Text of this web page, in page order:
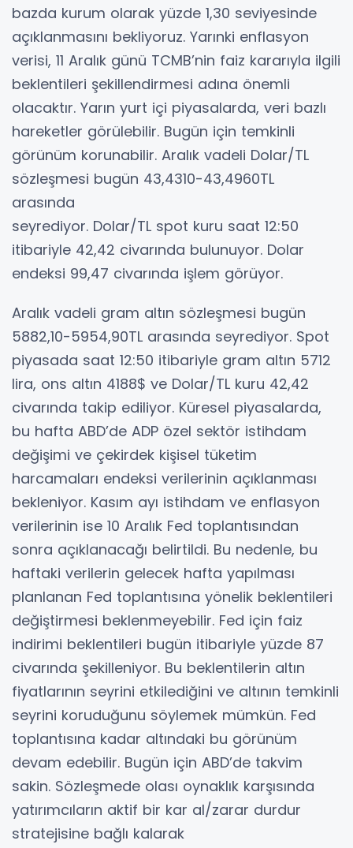
bazda kurum olarak yüzde 1,30 seviyesinde
açıklanmasını bekliyoruz. Yarınki enflasyon
verisi, 11 Aralık günü TCMB’nin faiz kararıyla ilgili
beklentileri şekillendirmesi adına önemli
olacaktır. Yarın yurt içi piyasalarda, veri bazlı
hareketler görülebilir. Bugün için temkinli
görünüm korunabilir. Aralık vadeli Dolar/TL
sözleşmesi bugün 43,4310-43,4960TL
arasında
seyrediyor. Dolar/TL spot kuru saat 12:50
itibariyle 42,42 civarında bulunuyor. Dolar
endeksi 99,47 civarında işlem görüyor.
Aralık vadeli gram altın sözleşmesi bugün
5882,10-5954,90TL arasında seyrediyor. Spot
piyasada saat 12:50 itibariyle gram altın 5712
lira, ons altın 4188$ ve Dolar/TL kuru 42,42
civarında takip ediliyor. Küresel piyasalarda,
bu hafta ABD’de ADP özel sektör istihdam
değişimi ve çekirdek kişisel tüketim
harcamaları endeksi verilerinin açıklanması
bekleniyor. Kasım ayı istihdam ve enflasyon
verilerinin ise 10 Aralık Fed toplantısından
sonra açıklanacağı belirtildi. Bu nedenle, bu
haftaki verilerin gelecek hafta yapılması
planlanan Fed toplantısına yönelik beklentileri
değiştirmesi beklenmeyebilir. Fed için faiz
indirimi beklentileri bugün itibariyle yüzde 87
civarında şekilleniyor. Bu beklentilerin altın
fiyatlarının seyrini etkilediğini ve altının temkinli
seyrini koruduğunu söylemek mümkün. Fed
toplantısına kadar altındaki bu görünüm
devam edebilir. Bugün için ABD’de takvim
sakin. Sözleşmede olası oynaklık karşısında
yatırımcıların aktif bir kar al/zarar durdur
stratejisine bağlı kalarak